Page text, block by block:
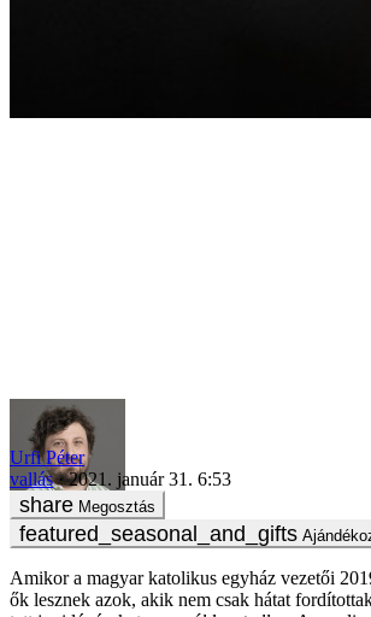
Urfi Péter
vallás
2021. január 31. 6:53
Megosztás
Amikor a magyar katolikus egyház vezetői
ők lesznek azok, akik nem csak hátat